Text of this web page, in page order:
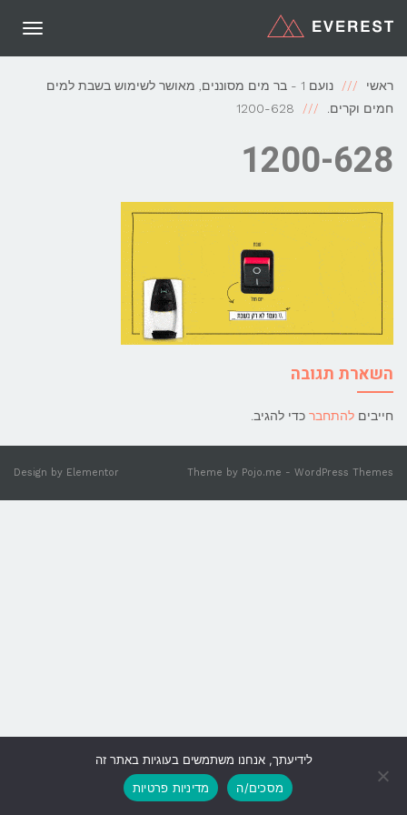
ראשי
נועם 1 - בר מים מסוננים, מאושר לשימוש בשבת למים
חמים וקרים.
1200-628
1200-628
השארת תגובה
חייבים להתחבר כדי להגיב.
Theme by Pojo.me - WordPress Themes
Design by Elementor
גלילה
לראש
לידיעתך, אנחנו משתמשים בעוגיות באתר זה
מסכים/ה
מדיניות פרטיות